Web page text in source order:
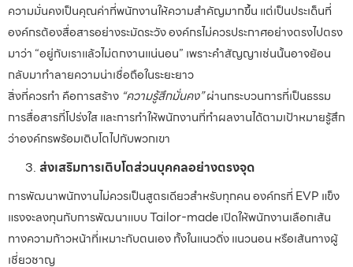
ความมั่นคงเป็นคุณค่าที่พนักงานให้ความสำคัญมากขึ้น แต่เป็นประเด็นที่
องค์กรต้องสื่อสารอย่างระมัดระวัง องค์กรไม่ควรประกาศอย่างตรงไปตรง
มาว่า “อยู่กับเราแล้วไม่ตกงานแน่นอน” เพราะคำสัญญาเช่นนั้นอาจย้อน
กลับมาทำลายความน่าเชื่อถือในระยะยาว
สิ่งที่ควรทำ คือการสร้าง “ความรู้สึกมั่นคง”ผ่านกระบวนการที่เป็นธรรม
การสื่อสารที่โปร่งใส และการทำให้พนักงานที่ทำผลงานได้ตามเป้าหมายรู้สึก
ว่าองค์กรพร้อมเติบโตไปกับพวกเขา
ส่งเสริมการเติบโตส่วนบุคคลอย่างตรงจุด
การพัฒนาพนักงานไม่ควรเป็นสูตรเดียวสำหรับทุกคน องค์กรที่ EVP แข็ง
แรงจะลงทุนกับการพัฒนาแบบ Tailor-made เปิดให้พนักงานเลือกเส้น
ทางความก้าวหน้าที่เหมาะกับตนเอง ทั้งในแนวดิ่ง แนวนอน หรือเส้นทางผู้
เชี่ยวชาญ